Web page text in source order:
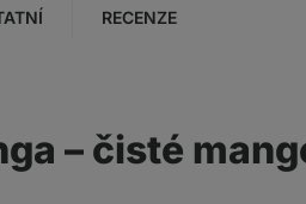
RECENZE
– čisté